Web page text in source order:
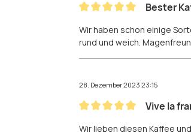
Bester
Wir haben schon einige
rund und weich.
28. Dezember 2023 23:15
Vive la
Wir lieben diesen Kaffee